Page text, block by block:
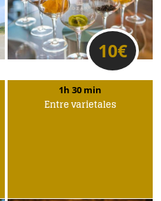
10€
1h 30 min
Entre varietales